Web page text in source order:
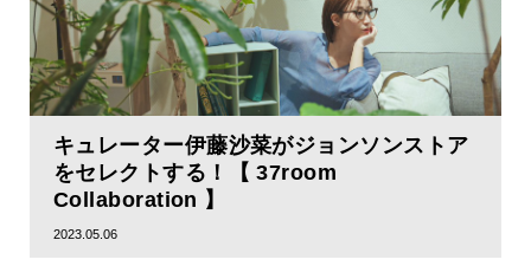
キュレーター伊藤沙菜がジョンソンストア
をセレクトする！【 37room
Collaboration 】
2023.05.06